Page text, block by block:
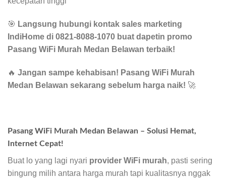
🎯 Langsung hubungi kontak sales marketing
IndiHome di 0821-8088-1070 buat dapetin promo
Pasang WiFi Murah Medan Belawan terbaik!
🔥 Jangan sampe kehabisan! Pasang WiFi Murah
Medan Belawan sekarang sebelum harga naik! 🚀
Pasang WiFi Murah Medan Belawan – Solusi Hemat,
Internet Cepat!
Buat lo yang lagi nyari provider WiFi murah, pasti sering
bingung milih antara harga murah tapi kualitasnya nggak